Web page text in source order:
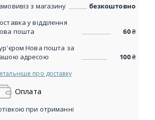
з магазину
безкоштовно
у відділення
пошта
60₴
Нова пошта за
адресою
100₴
про доставку
Оплата
при отриманні